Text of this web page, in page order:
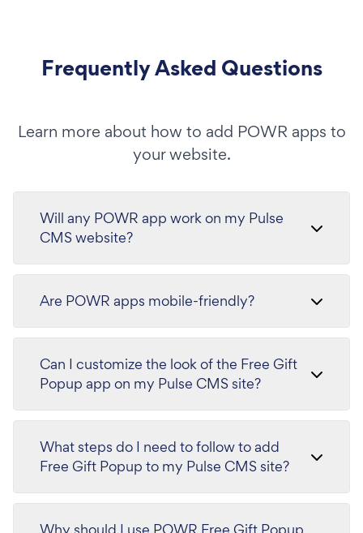
Frequently Asked Questions
Learn more about how to add POWR apps to
your website.
Will any POWR app work on my Pulse
CMS website?
Are POWR apps mobile-friendly?
Can I customize the look of the Free Gift
Popup app on my Pulse CMS site?
What steps do I need to follow to add
Free Gift Popup to my Pulse CMS site?